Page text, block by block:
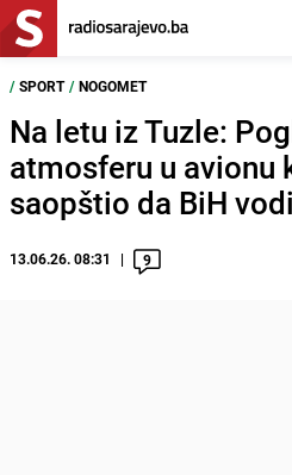
/ SPORT / NOGOMET
Na letu iz Tuzle:
atmosferu u avionu
saopštio da BiH
13.06.26. 08:31 9